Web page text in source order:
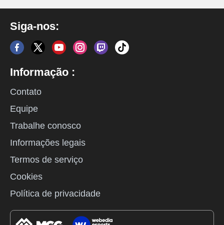
Siga-nos:
Informação :
Contato
Equipe
Trabalhe conosco
Informações legais
Termos de serviço
Cookies
Política de privacidade